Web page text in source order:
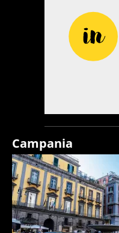
Campania